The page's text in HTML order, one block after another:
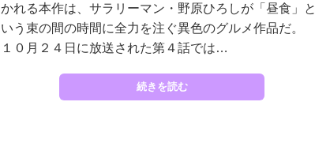
かれる本作は、サラリーマン・野原ひろしが「昼食」と
いう束の間の時間に全力を注ぐ異色のグルメ作品だ。
１０月２４日に放送された第４話では…
続きを読む